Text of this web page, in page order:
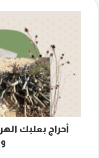
أحراج
بعلبك
الهرمل
يستنزفها
القطع
العشوائي
والحرائق
والإهمال
أحراج بعلبك